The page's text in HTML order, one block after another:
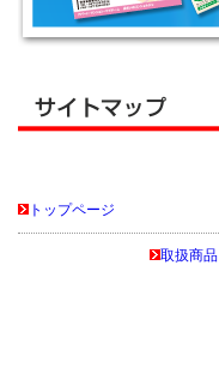
トップページ
取扱商品